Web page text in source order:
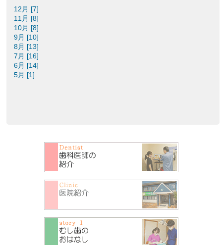
12月 [7]
11月 [8]
10月 [8]
9月 [10]
8月 [13]
7月 [16]
6月 [14]
5月 [1]